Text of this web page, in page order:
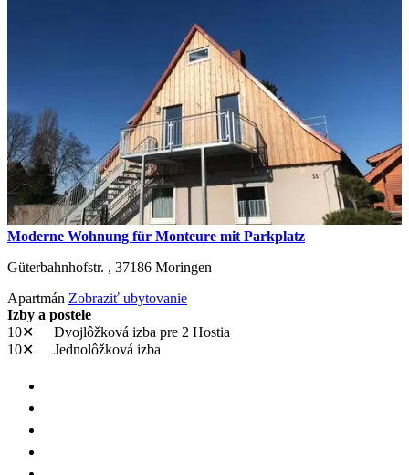
Moderne Wohnung für Monteure mit Parkplatz
Güterbahnhofstr. , 37186 Moringen
Apartmán Zobraziť ubytovanie
Izby a postele
10✕
Dvojlôžková izba pre 2 Hostia
10✕
Jednolôžková izba